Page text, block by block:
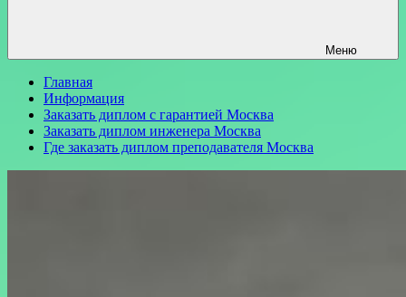
Меню
Главная
Информация
Заказать диплом с гарантией Москва
Заказать диплом инженера Москва
Где заказать диплом преподавателя Москва